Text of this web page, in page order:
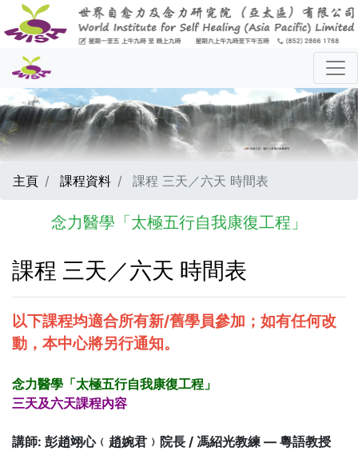
主頁 課程資料 課程 三天／六天 時間表
念力醫學「太極五行自我康復工程」
課程 三天／六天 時間表
以下課程均適合所有新/舊學員參加；如有任何改
動，本中心將另行通知。
念力醫學「太極五行自我康復工程」
三天及六天課程內容
講師: 彭趙翊心﹙趙婉君﹚院長 / 馮紹光教練 — 粵語教授